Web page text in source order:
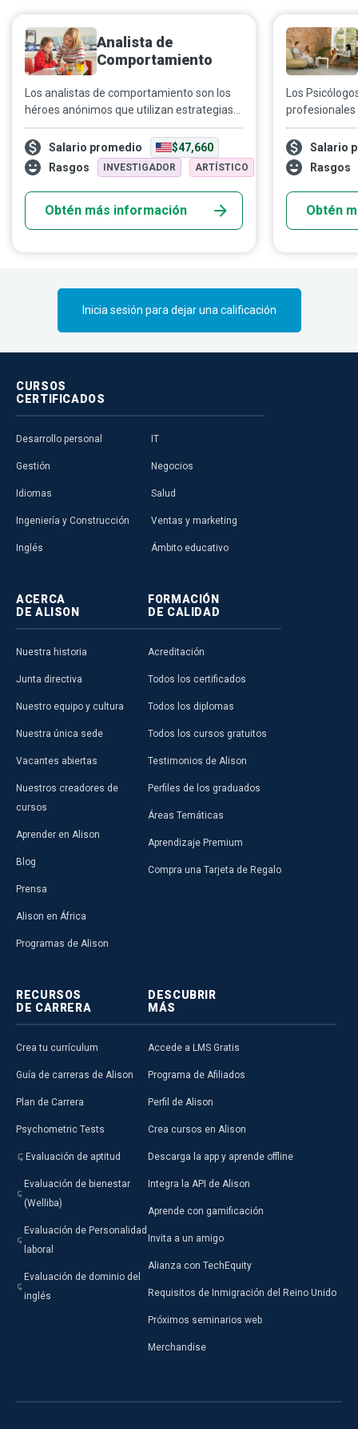
Analista de
Comportamiento
Los analistas de comportamiento son los
héroes anónimos que utilizan estrategias
beneficiosas como el refuerzo positivo y
negativo, el moldeamiento, la disminución
gradual de indicios y otras técnicas
similares para ayudar a personas
neurodivergentes a desenvolverse de
manera segura en entornos sociales.
Salario promedio
$47,660
Rasgos
INVESTIGADOR ARTÍSTICO
Obtén más información
Los
profesionales
especializan
crisis
trastornos de
consultas a
tratamientos
Salario
Rasgos
Obtén
Inicia sesión para dejar una calificación
CURSOS
CERTIFICADOS
Desarrollo personal
Gestión
Idiomas
Ingeniería y Construcción
Inglés
IT
Negocios
Salud
Ventas y marketing
Ámbito educativo
ACERCA
DE ALISON
Nuestra historia
Junta directiva
Nuestro equipo y cultura
Nuestra única sede
Vacantes abiertas
Nuestros creadores de
cursos
Aprender en Alison
Blog
Prensa
Alison en África
Programas de Alison
FORMACIÓN
DE CALIDAD
Acreditación
Todos los certificados
Todos los diplomas
Todos los cursos gratuitos
Testimonios de Alison
Perfiles de los graduados
Áreas Temáticas
Aprendizaje Premium
Compra una Tarjeta de Regalo
RECURSOS
DE CARRERA
Crea tu currículum
Guía de carreras de Alison
Plan de Carrera
Psychometric Tests
Evaluación de aptitud
Evaluación de bienestar
(Welliba)
Evaluación de Personalidad
laboral
Evaluación de dominio del
inglés
DESCUBRIR
MÁS
Accede a LMS Gratis
Programa de Afiliados
Perfil de Alison
Crea cursos en Alison
Descarga la app y aprende offline
Integra la API de Alison
Aprende con gamificación
Invita a un amigo
Alianza con TechEquity
Requisitos de Inmigración del Reino Unido
Próximos seminarios web
Merchandise